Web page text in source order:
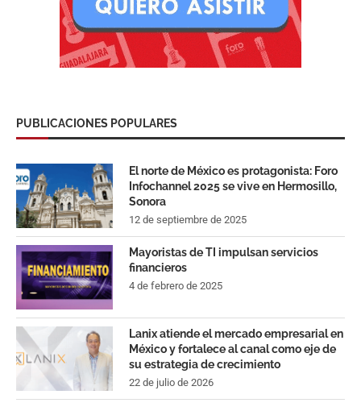
PUBLICACIONES POPULARES
El norte de México es protagonista: Foro
Infochannel 2025 se vive en Hermosillo,
Sonora
12 de septiembre de 2025
Mayoristas de TI impulsan servicios
financieros
4 de febrero de 2025
Lanix atiende el mercado empresarial en
México y fortalece al canal como eje de
su estrategia de crecimiento
22 de julio de 2026